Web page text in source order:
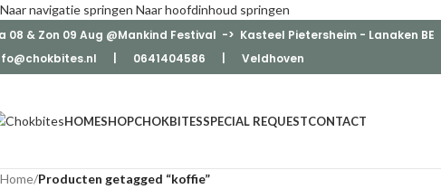
Naar navigatie springen Naar hoofdinhoud springen
08 & Zon 09 Aug @Mankind Festival -> Kasteel Pietersheim - Lanaken BE
| 0641404586 | Veldhoven
HOMESHOPCHOKBITESSPECIAL REQUESTCONTACT
Home/Producten getagged “koffie”